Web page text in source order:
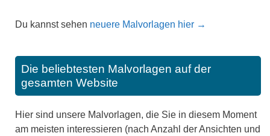
Du kannst sehen neuere Malvorlagen hier →
Die beliebtesten Malvorlagen auf der
gesamten Website
Hier sind unsere Malvorlagen, die Sie in diesem Moment
am meisten interessieren (nach Anzahl der Ansichten und